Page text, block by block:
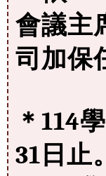
會議主
司加保
＊114
31日止。